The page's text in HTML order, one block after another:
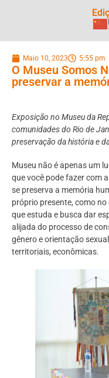
Maio 10, 2023 5:55 pm
O Museu Somos
preservar a
Exposição no Museu da
comunidades do Rio de
preservação da história e
Museu não é apenas um
que você pode fazer com
se preserva a memória
próprio presente, como
que estuda e busca dar
alijada do processo de
gênero e orientação
territoriais, econômicas.